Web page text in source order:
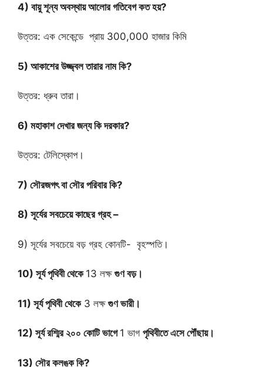
4) বায়ু শূন্য অবস্থায় আলোর গতিবেগ কত হয়?
উত্তর: এক সেকেন্ডে প্রায় 300,000 হাজার কিমি
5) আকাশের উজ্জ্বল তারার নাম কি?
উত্তর: ধ্রুব তারা।
6) মহাকাশ দেখার জন্য কি দরকার?
উত্তর: টেলিস্কোপ।
7) সৌরজগৎ বা সৌর পরিবার কি?
8) সূর্যের সবচেয়ে কাছের গ্রহ –
9) সূর্যের সবচেয়ে বড় গ্রহ কোনটি- বৃহস্পতি।
10) সূর্য পৃথিবী থেকে 13 লক্ষ গুণ বড়।
11) সূর্য পৃথিবী থেকে3 লক্ষ গুণ ভারী।
12) সূর্য রশ্মির ২০০ কোটি ভাগে 1 ভাগ পৃথিবীতে এসে পৌঁছায়।
13) সৌর কলঙ্ক কি?